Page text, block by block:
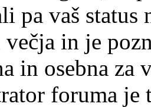
pa vaš status
in je
in osebna za
foruma je